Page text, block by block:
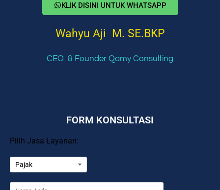
KLIK DISINI UNTUK WHATSAPP
Wahyu Aji M. SE.BKP
CEO & Founder Qamy Consulting
FORM KONSULTASI
Pilih Jasa Layanan: